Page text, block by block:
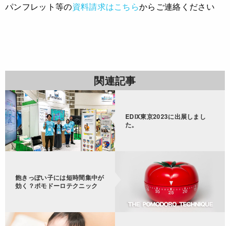
パンフレット等の資料請求はこちらからご連絡ください
関連記事
EDIX東京2023に出展しまし
た。
飽きっぽい子には短時間集中が
効く？ポモドーロテクニック